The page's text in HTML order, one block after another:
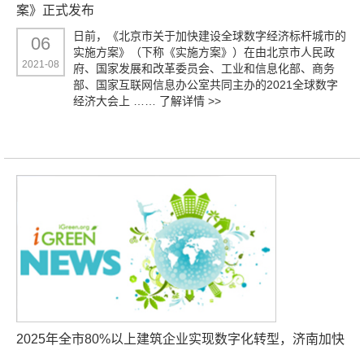
案》正式发布
06
2021-08
日前，《北京市关于加快建设全球数字经济标杆城市的
实施方案》（下称《实施方案》）在由北京市人民政
府、国家发展和改革委员会、工业和信息化部、商务
部、国家互联网信息办公室共同主办的2021全球数字
经济大会上 …… 了解详情 >>
2025年全市80%以上建筑企业实现数字化转型，济南加快